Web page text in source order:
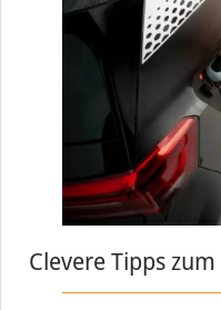
Clevere Tipps